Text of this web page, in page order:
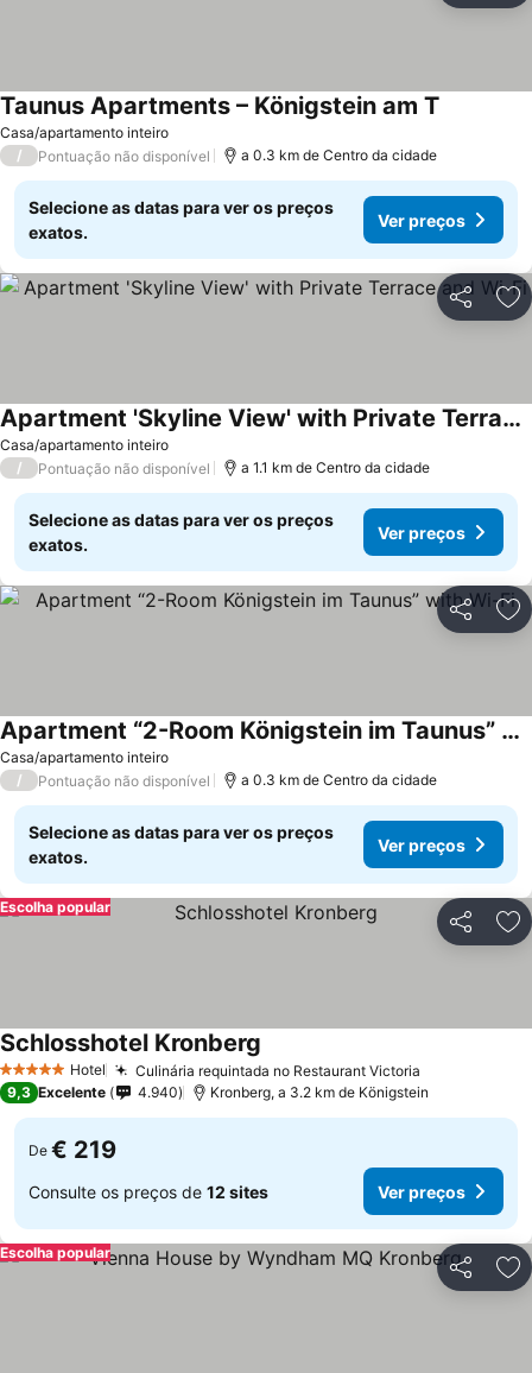
Casa/apartamento inteiro
Taunus Apartments – Königstein am T
/ Pontuação não disponível a 0.3 km de Centro da cidade
Selecione as datas para ver os preços
exatos.
Ver preços
Partilhar
Casa/apartamento inteiro
Apartment 'Skyline View' with Private Terrace and Wi-Fi
/ Pontuação não disponível a 1.1 km de Centro da cidade
Selecione as datas para ver os preços
exatos.
Ver preços
Partilhar
Casa/apartamento inteiro
Apartment “2-Room Königstein im Taunus” with Wi-Fi
/ Pontuação não disponível a 0.3 km de Centro da cidade
Selecione as datas para ver os preços
exatos.
Ver preços
Partilhar
Escolha popular
5 Estrelas Hotel Culinária requintada no Restaurant Victoria
Schlosshotel Kronberg
9,3 Excelente 4.940 Kronberg, a 3.2 km de Königstein
De € 219
Consulte os preços de 12 sites Ver preços
Partilhar
Escolha popular